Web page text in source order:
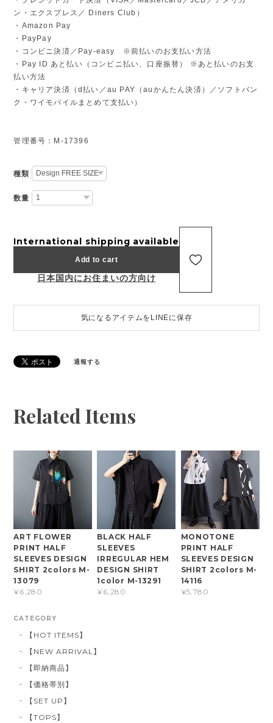
ン・エクスプレス／ Diners Club）
・Amazon Pay
・PayPay
・コンビニ決済／Pay-easy ※前払いのお支払い方法
・Pay ID あと払い（コンビニ払い、口座振替） ※あと払いのお支
払い方法
・キャリア決済（d払い／au PAY（auかんたん決済）／ソフトバン
ク・ワイモバイルまとめて支払い）
管理番号：M-17396
種類
数量
International shipping available
Add to cart
日本国内にお住まいの方向け
気になるアイテムをLINEに保存
通報する
Related Items
ART FLOWER
PRINT HALF
SLEEVES DESIGN
SHIRT 2colors M-
13079
¥6,280
BLACK HALF
SLEEVES
IRREGULAR HEM
DESIGN SHIRT
1color M-13291
¥6,280
MONOTONE
PRINT HALF
SLEEVES DESIGN
SHIRT 2colors M-
14116
¥5,780
CATEGORY
【HOT ITEMS】
【NEW ARRIVAL】
【即納商品】
【価格帯別】
【SET UP】
【TOPS】